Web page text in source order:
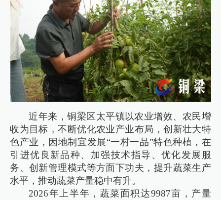
近年来，铜梁区太平镇以农业增效、农民增
收为目标，不断优化农业产业布局，创新壮大特
色产业，因地制宜发展“一村一品”特色种植，在
引进优良新品种、加强技术指导、优化发展服
务、创新管理模式等方面下功夫，提升蔬菜生产
水平，推动蔬菜产量稳中有升。
2026年上半年，蔬菜面积达9987亩，产量